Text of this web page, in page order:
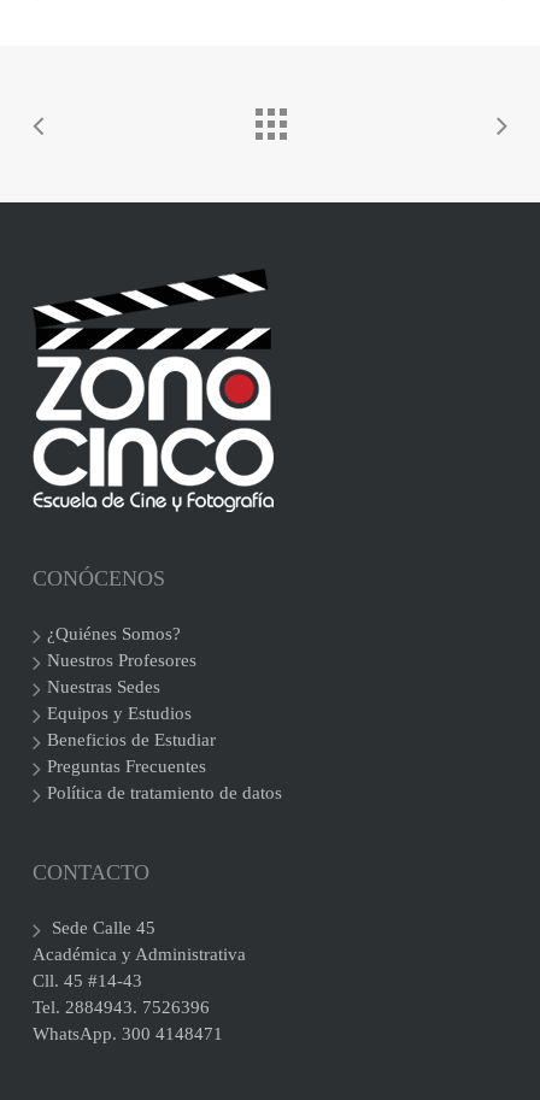
CONÓCENOS
¿Quiénes Somos?
Nuestros Profesores
Nuestras Sedes
Equipos y Estudios
Beneficios de Estudiar
Preguntas Frecuentes
Política de tratamiento de datos
CONTACTO
Sede Calle 45
Académica y Administrativa
Cll. 45 #14-43
Tel. 2884943. 7526396
WhatsApp. 300 4148471